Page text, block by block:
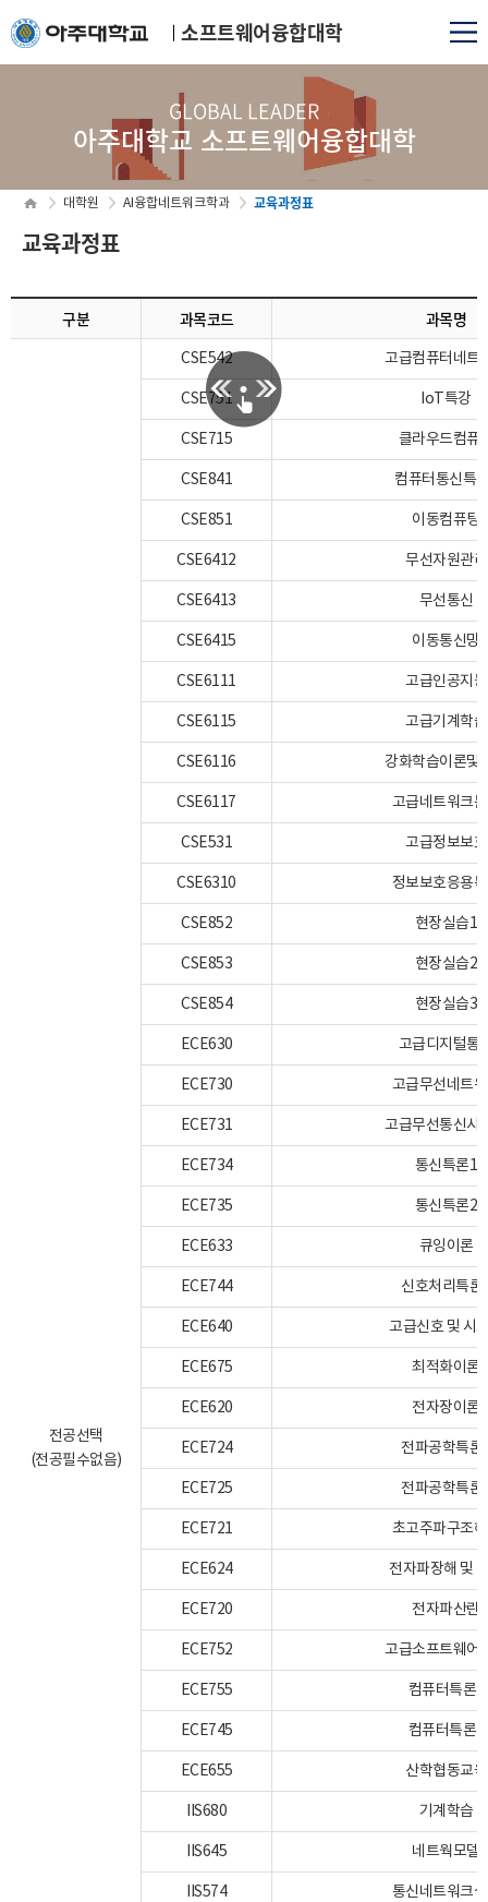
소프트웨어융합대학
GLOBAL LEADER
아주대학교 소프트웨어융합대학
대학원 AI융합네트워크학과 교육과정표
교육과정표
구분 과목코드 과목명
전공선택
(전공필수없음)
CSE542 고급컴퓨터네트
CSE751 IoT특강
CSE715 클라우드컴퓨
CSE841 컴퓨터통신특
CSE851 이동컴퓨팅
CSE6412 무선자원관리
CSE6413 무선통신
CSE6415 이동통신망
CSE6111 고급인공지능
CSE6115 고급기계학습
CSE6116 강화학습이론및
CSE6117 고급네트워크
CSE531 고급정보보호
CSE6310 정보보호응용
CSE852 현장실습1
CSE853 현장실습2
CSE854 현장실습3
ECE630 고급디지털통
ECE730 고급무선네트
ECE731 고급무선통신시
ECE734 통신특론1
ECE735 통신특론2
ECE633 큐잉이론
ECE744 신호처리특론
ECE640 고급신호 및 시
ECE675 최적화이론
ECE620 전자장이론
ECE724 전파공학특론
ECE725 전파공학특론
ECE721 초고주파구조
ECE624 전자파장해 및
ECE720 전자파산란
ECE752 고급소프트웨어
ECE755 컴퓨터특론1
ECE745 컴퓨터특론2
ECE655 산학협동교육
IIS680 기계학습
IIS645 네트웍모델
IIS574 통신네트워크